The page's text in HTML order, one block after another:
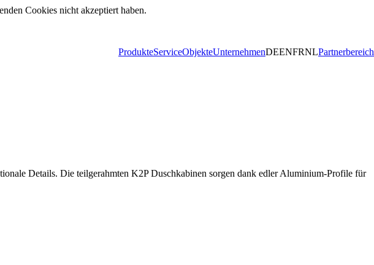
ProdukteServiceObjekteUnternehmenDEENFRNLPartnerbereich
Cookies nicht akzeptiert haben.
Details. Die teilgerahmten K2P Duschkabinen sorgen dank edler Aluminium-Profile für